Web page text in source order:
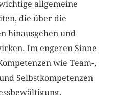
allgemeine
die über die
hinausgehen und
Im engeren Sinne
wie Team-,
Selbstkompetenzen